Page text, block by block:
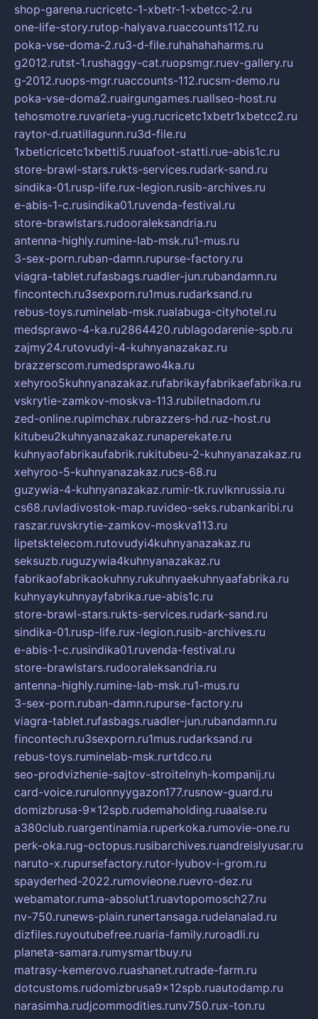
shop-garena.rucricetc-1-xbetr-1-xbetcc-2.ru
one-life-story.rutop-halyava.ruaccounts112.ru
poka-vse-doma-2.ru3-d-file.ruhahahaharms.ru
g2012.rutst-1.rushaggy-cat.ruopsmgr.ruev-gallery.ru
g-2012.ruops-mgr.ruaccounts-112.rucsm-demo.ru
poka-vse-doma2.ruairgungames.ruallseo-host.ru
tehosmotre.ruvarieta-yug.rucricetc1xbetr1xbetcc2.ru
raytor-d.ruatillagunn.ru3d-file.ru
1xbeticricetc1xbetti5.ruuafoot-statti.rue-abis1c.ru
store-brawl-stars.rukts-services.rudark-sand.ru
sindika-01.rusp-life.rux-legion.rusib-archives.ru
e-abis-1-c.rusindika01.ruvenda-festival.ru
store-brawlstars.rudooraleksandria.ru
antenna-highly.rumine-lab-msk.ru1-mus.ru
3-sex-porn.ruban-damn.rupurse-factory.ru
viagra-tablet.rufasbags.ruadler-jun.rubandamn.ru
fincontech.ru3sexporn.ru1mus.rudarksand.ru
rebus-toys.ruminelab-msk.rualabuga-cityhotel.ru
medsprawo-4-ka.ru2864420.rublagodarenie-spb.ru
zajmy24.rutovudyi-4-kuhnyanazakaz.ru
brazzerscom.rumedsprawo4ka.ru
xehyroo5kuhnyanazakaz.rufabrikayfabrikaefabrika.ru
vskrytie-zamkov-moskva-113.rubiletnadom.ru
zed-online.rupimchax.rubrazzers-hd.ruz-host.ru
kitubeu2kuhnyanazakaz.runaperekate.ru
kuhnyaofabrikaufabrik.rukitubeu-2-kuhnyanazakaz.ru
xehyroo-5-kuhnyanazakaz.rucs-68.ru
guzywia-4-kuhnyanazakaz.rumir-tk.ruvlknrussia.ru
cs68.ruvladivostok-map.ruvideo-seks.rubankaribi.ru
raszar.ruvskrytie-zamkov-moskva113.ru
lipetsktelecom.rutovudyi4kuhnyanazakaz.ru
seksuzb.ruguzywia4kuhnyanazakaz.ru
fabrikaofabrikaokuhny.rukuhnyaekuhnyaafabrika.ru
kuhnyaykuhnyayfabrika.rue-abis1c.ru
store-brawl-stars.rukts-services.rudark-sand.ru
sindika-01.rusp-life.rux-legion.rusib-archives.ru
e-abis-1-c.rusindika01.ruvenda-festival.ru
store-brawlstars.rudooraleksandria.ru
antenna-highly.rumine-lab-msk.ru1-mus.ru
3-sex-porn.ruban-damn.rupurse-factory.ru
viagra-tablet.rufasbags.ruadler-jun.rubandamn.ru
fincontech.ru3sexporn.ru1mus.rudarksand.ru
rebus-toys.ruminelab-msk.rurtdco.ru
seo-prodvizhenie-sajtov-stroitelnyh-kompanij.ru
card-voice.rurulonnyygazon177.rusnow-guard.ru
domizbrusa-9x12spb.rudemaholding.ruaalse.ru
a380club.ruargentinamia.ruperkoka.rumovie-one.ru
perk-oka.rug-octopus.rusibarchives.ruandreislyusar.ru
naruto-x.rupursefactory.rutor-lyubov-i-grom.ru
spayderhed-2022.rumovieone.ruevro-dez.ru
webamator.ruma-absolut1.ruavtopomosch27.ru
nv-750.runews-plain.runertansaga.rudelanalad.ru
dizfiles.ruyoutubefree.ruaria-family.ruroadli.ru
planeta-samara.rumysmartbuy.ru
matrasy-kemerovo.ruashanet.rutrade-farm.ru
dotcustoms.rudomizbrusa9x12spb.ruautodamp.ru
narasimha.rudjcommodities.runv750.rux-ton.ru